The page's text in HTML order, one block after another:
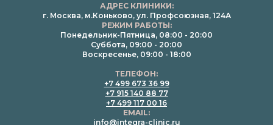
АДРЕС КЛИНИКИ:
г. Москва, м.Коньково, ул. Профсоюзная, 124А
РЕЖИМ РАБОТЫ:
Понедельник-Пятница, 08:00 - 20:00
Суббота, 09:00 - 20:00
Воскресенье, 09:00 - 18:00
ТЕЛЕФОН:
+7 499 673 36 99
+7 915 140 88 77
+7 499 117 00 16
EMAIL:
info@integra-clinic.ru